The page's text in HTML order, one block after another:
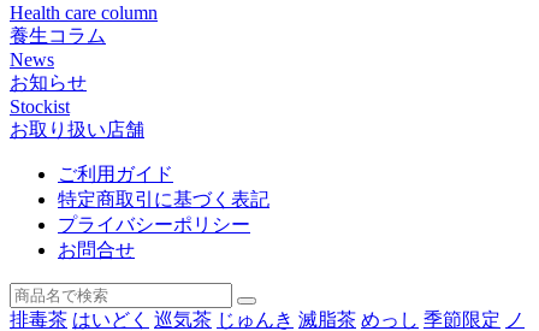
Health care column
養生コラム
News
お知らせ
Stockist
お取り扱い店舗
ご利用ガイド
特定商取引に基づく表記
プライバシーポリシー
お問合せ
排毒茶 はいどく 巡気茶 じゅんき 滅脂茶 めっし 季節限定 ノ